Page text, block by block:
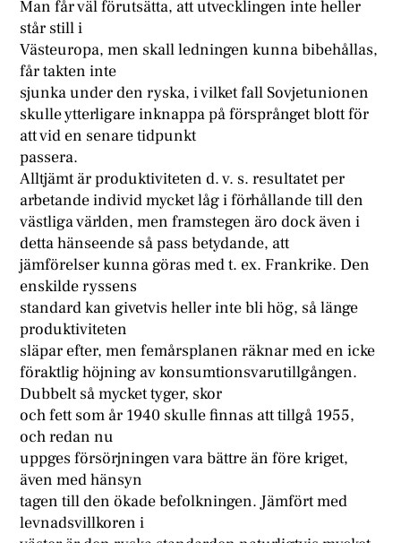
Man får väl förutsätta, att utvecklingen inte heller
står still i
Västeuropa, men skall ledningen kunna bibehållas,
får takten inte
sjunka under den ryska, i vilket fall Sovjetunionen
skulle ytterligare inknappa på försprånget blott för
att vid en senare tidpunkt
passera.
Alltjämt är produktiviteten d. v. s. resultatet per
arbetande individ mycket låg i förhållande till den
västliga världen, men framstegen äro dock även i
detta hänseende så pass betydande, att
jämförelser kunna göras med t. ex. Frankrike. Den
enskilde ryssens
standard kan givetvis heller inte bli hög, så länge
produktiviteten
släpar efter, men femårsplanen räknar med en icke
föraktlig höjning av konsumtionsvarutillgången.
Dubbelt så mycket tyger, skor
och fett som år 1940 skulle finnas att tillgå 1955,
och redan nu
uppges försörjningen vara bättre än före kriget,
även med hänsyn
tagen till den ökade befolkningen. Jämfört med
levnadsvillkoren i